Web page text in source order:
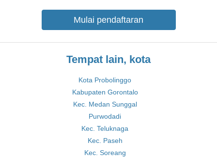
Mulai pendaftaran
Tempat lain, kota
Kota Probolinggo
Kabupaten Gorontalo
Kec. Medan Sunggal
Purwodadi
Kec. Teluknaga
Kec. Paseh
Kec. Soreang